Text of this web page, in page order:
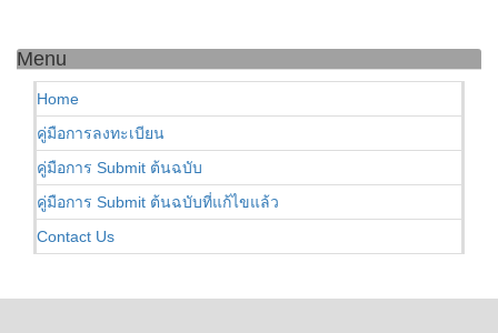
Menu
Home
คู่มือการลงทะเบียน
คู่มือการ Submit ต้นฉบับ
คู่มือการ Submit ต้นฉบับที่แก้ไขแล้ว
Contact Us